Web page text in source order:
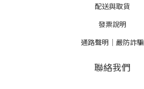
配送與取貨
發票說明
通路聲明｜嚴防詐騙
聯絡我們